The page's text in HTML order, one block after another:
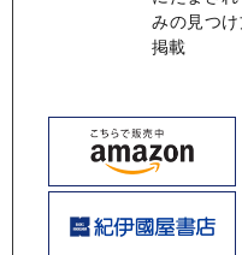
みの見つ
掲載